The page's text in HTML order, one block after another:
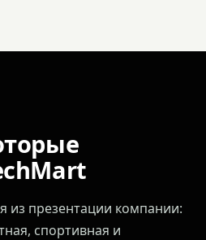
из презентации компании:
спортивная и